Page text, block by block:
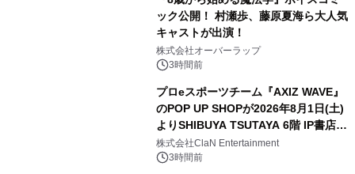
ック公開！ 村瀬歩、藤原夏海ら大人気
キャストが出演！
株式会社オーバーラップ
3時間前
プロeスポーツチーム『AXIZ WAVE』
のPOP UP SHOPが2026年8月1日(土)
よりSHIBUYA TSUTAYA 6階 IP書店で
開催決定！！
株式会社ClaN Entertainment
3時間前